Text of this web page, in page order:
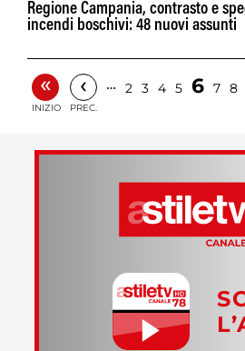
Regione Campania, contrasto e
incendi boschivi: 48 nuovi assunti
«
INIZIO
‹
PREC.
… 2 3 4 5 6 7 8